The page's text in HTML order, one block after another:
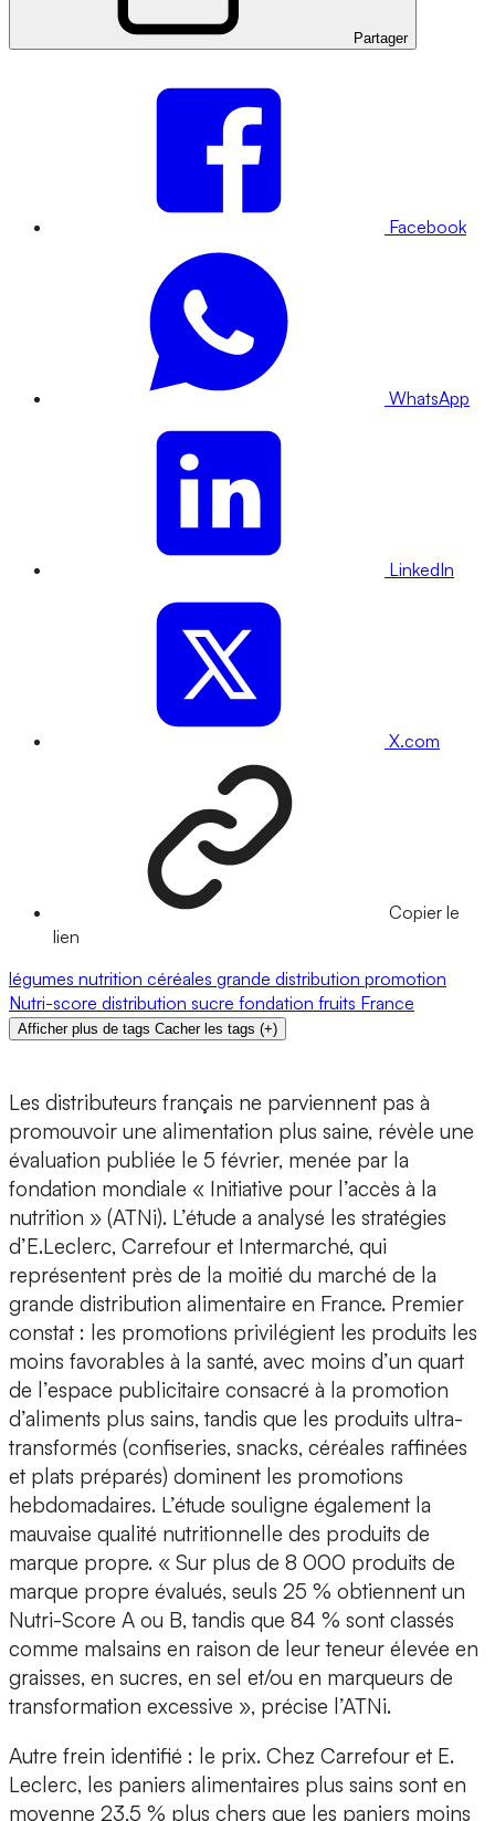
Partager
Facebook
WhatsApp
LinkedIn
X.com
Copier le
lien
légumes nutrition céréales grande distribution promotion
Nutri-score distribution sucre fondation fruits France
Afficher plus de tags Cacher les tags (+)
Les distributeurs français ne parviennent pas à
promouvoir une alimentation plus saine, révèle une
évaluation publiée le 5 février, menée par la
fondation mondiale « Initiative pour l’accès à la
nutrition » (ATNi). L’étude a analysé les stratégies
d’E.Leclerc, Carrefour et Intermarché, qui
représentent près de la moitié du marché de la
grande distribution alimentaire en France. Premier
constat : les promotions privilégient les produits les
moins favorables à la santé, avec moins d’un quart
de l’espace publicitaire consacré à la promotion
d’aliments plus sains, tandis que les produits ultra-
transformés (confiseries, snacks, céréales raffinées
et plats préparés) dominent les promotions
hebdomadaires. L’étude souligne également la
mauvaise qualité nutritionnelle des produits de
marque propre. « Sur plus de 8 000 produits de
marque propre évalués, seuls 25 % obtiennent un
Nutri-Score A ou B, tandis que 84 % sont classés
comme malsains en raison de leur teneur élevée en
graisses, en sucres, en sel et/ou en marqueurs de
transformation excessive », précise l’ATNi.
Autre frein identifié : le prix. Chez Carrefour et E.
Leclerc, les paniers alimentaires plus sains sont en
moyenne 23,5 % plus chers que les paniers moins